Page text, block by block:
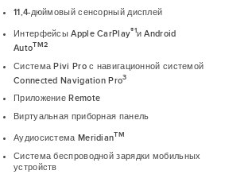
11,4-дюймовый сенсорный дисплей
Интерфейсы Apple CarPlay®1и Android
AutoTM2
Система Pivi Pro с навигационной системой
Connected Navigation Pro3
Приложение Remote
Виртуальная приборная панель
Аудиосистема MeridianTM
Система беспроводной зарядки мобильных
устройств